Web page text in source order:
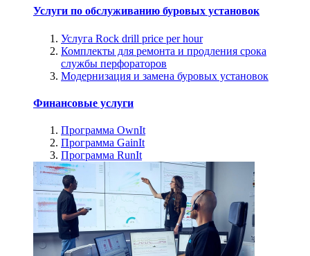
Услуги по обслуживанию буровых установок
Услуга Rock drill price per hour
Комплекты для ремонта и продления срока
службы перфораторов
Модернизация и замена буровых установок
Финансовые услуги
Программа OwnIt
Программа GainIt
Программа RunIt